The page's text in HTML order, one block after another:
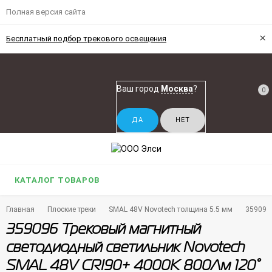
Полная версия сайта
Бесплатный подбор трекового освещения ×
Ваш город Москва? 0
КАТАЛОГ ТОВАРОВ
Главная Плоские треки SMAL 48V Novotech толщина 5.5 мм
359096 Трековый магнитный
светодиодный светильник Novotech
SMAL 48V CRI90+ 4000К 800Лм 120°